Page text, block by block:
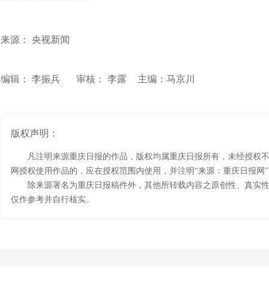
来源： 央视新闻
编辑： 李振兵 审核： 李露 主编：马京川
版权声明：
凡注明来源重庆日报的作品，版权均属重庆日报所有，未经授权
网授权使用作品的，应在授权范围内使用，并注明“来源：重庆日报网
除来源署名为重庆日报稿件外，其他所转载内容之原创性、真实
仅作参考并自行核实。